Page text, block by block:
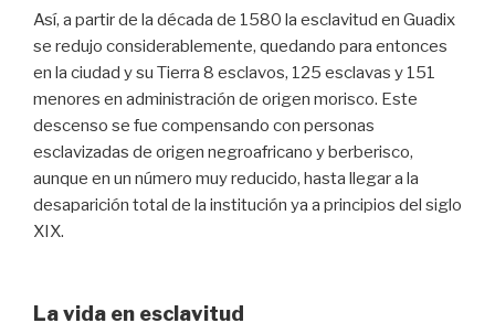
Así, a partir de la década de 1580 la esclavitud en Guadix
se redujo considerablemente, quedando para entonces
en la ciudad y su Tierra 8 esclavos, 125 esclavas y 151
menores en administración de origen morisco. Este
descenso se fue compensando con personas
esclavizadas de origen negroafricano y berberisco,
aunque en un número muy reducido, hasta llegar a la
desaparición total de la institución ya a principios del siglo
XIX.
La vida en esclavitud